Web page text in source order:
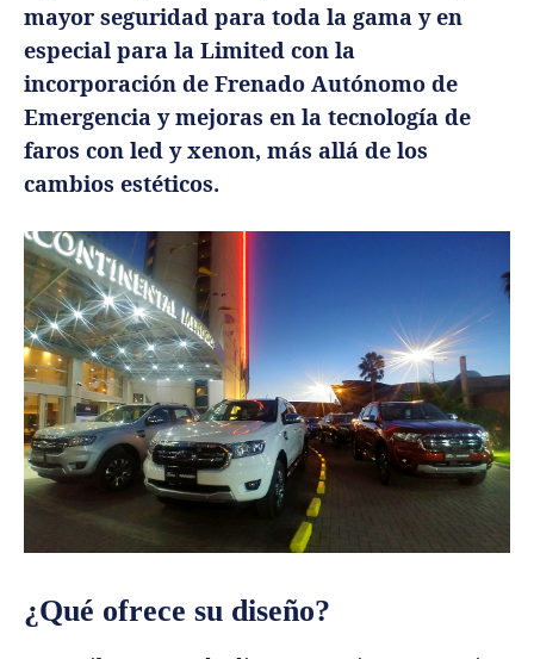
mayor seguridad para toda la gama y en
especial para la Limited con la
incorporación de Frenado Autónomo de
Emergencia y mejoras en la tecnología de
faros con led y xenon, más allá de los
cambios estéticos.
¿Qué ofrece su diseño?